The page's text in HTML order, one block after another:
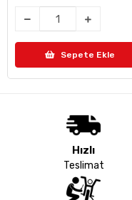
Sepete Ekle
Hızlı
Teslimat